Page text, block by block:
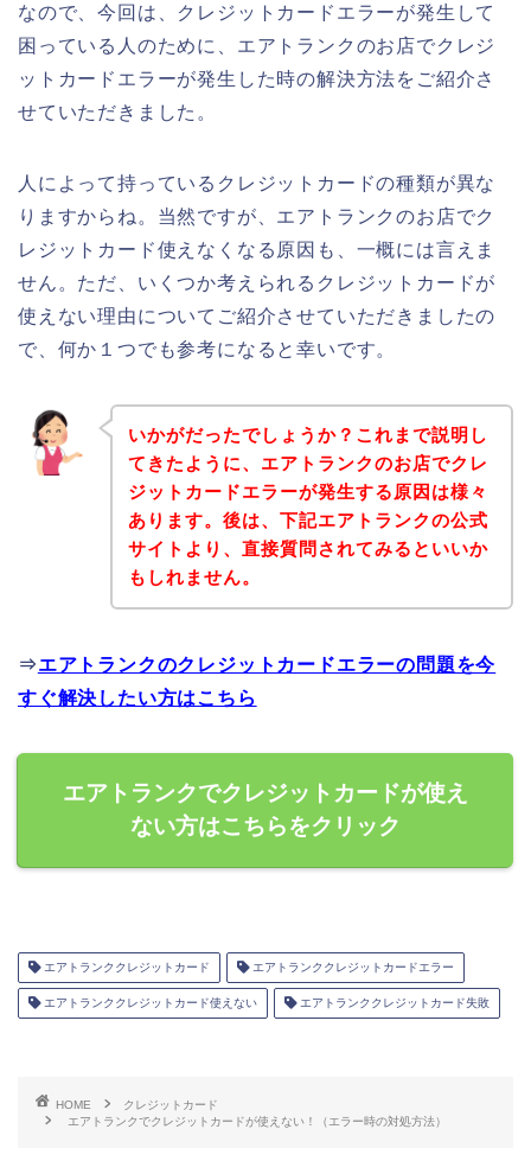
なので、今回は、クレジットカードエラーが発生して
困っている人のために、エアトランクのお店でクレジ
ットカードエラーが発生した時の解決方法をご紹介さ
せていただきました。
人によって持っているクレジットカードの種類が異な
りますからね。当然ですが、エアトランクのお店でク
レジットカード使えなくなる原因も、一概には言えま
せん。ただ、いくつか考えられるクレジットカードが
使えない理由についてご紹介させていただきましたの
で、何か１つでも参考になると幸いです。
いかがだったでしょうか？これまで説明し
てきたように、エアトランクのお店でクレ
ジットカードエラーが発生する原因は様々
あります。後は、下記エアトランクの公式
サイトより、直接質問されてみるといいか
もしれません。
⇒エアトランクのクレジットカードエラーの問題を今
すぐ解決したい方はこちら
エアトランクでクレジットカードが使え
ない方はこちらをクリック
エアトランククレジットカード エアトランククレジットカードエラー
エアトランククレジットカード使えない エアトランククレジットカード失敗
HOME
クレジットカード
エアトランクでクレジットカードが使えない！（エラー時の対処方法）